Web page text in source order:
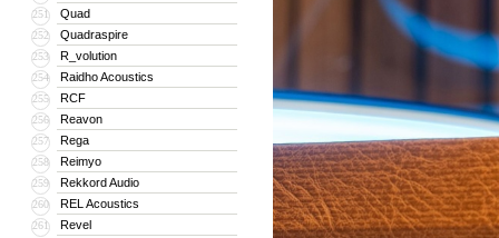
251 Quad
252 Quadraspire
253 R_volution
254 Raidho Acoustics
255 RCF
256 Reavon
257 Rega
258 Reimyo
259 Rekkord Audio
260 REL Acoustics
261 Revel